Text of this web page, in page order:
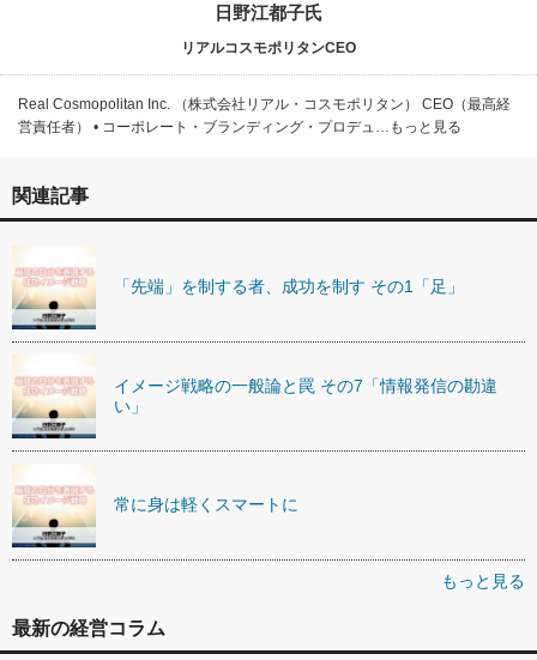
日野江都子氏
リアルコスモポリタンCEO
Real Cosmopolitan Inc. （株式会社リアル・コスモポリタン） CEO（最高経
営責任者） • コーポレート・ブランディング・プロデュ…もっと見る
関連記事
「先端」を制する者、成功を制す その1「足」
イメージ戦略の一般論と罠 その7「情報発信の勘違
い」
常に身は軽くスマートに
もっと見る
最新の経営コラム